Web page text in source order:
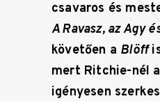
csavaros és
A Ravasz, az Agy
követően a Blöff
mert Ritchie-nél
igényesen